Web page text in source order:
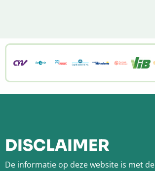
DISCLAIMER
De informatie op deze website is met de